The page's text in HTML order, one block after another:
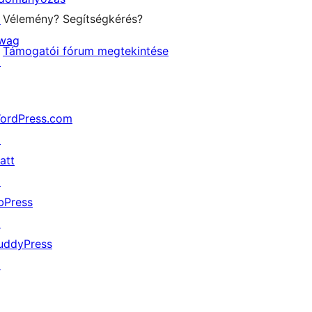
Vélemény? Segítségkérés?
Támogatói fórum megtekintése